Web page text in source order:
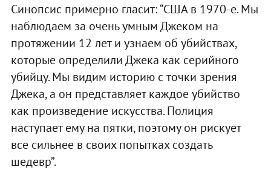
Синопсис примерно гласит: “США в 1970-е. Мы
наблюдаем за очень умным Джеком на
протяжении 12 лет и узнаем об убийствах,
которые определили Джека как серийного
убийцу. Мы видим историю с точки зрения
Джека, а он представляет каждое убийство
как произведение искусства. Полиция
наступает ему на пятки, поэтому он рискует
все сильнее в своих попытках создать
шедевр”.